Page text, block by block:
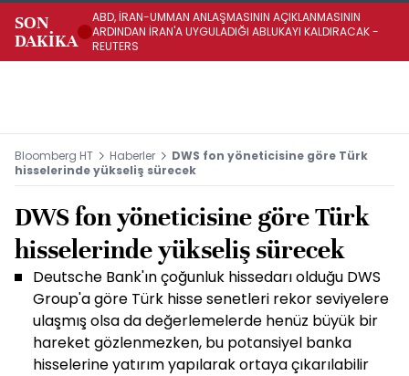
SON
DAKİKA
ABD, İRAN-UMMAN ANLAŞMASININ AÇIKLANMASININ
ARDINDAN İRAN'A UYGULADIĞI ABLUKAYI KALDIRACAK -
REUTERS
Bloomberg HT Haberler
DWS fon yöneticisine göre Türk
hisselerinde yükseliş sürecek
DWS fon yöneticisine göre Türk
hisselerinde yükseliş sürecek
Deutsche Bank'ın çoğunluk hissedarı olduğu DWS
Group'a göre Türk hisse senetleri rekor seviyelere
ulaşmış olsa da değerlemelerde henüz büyük bir
hareket gözlenmezken, bu potansiyel banka
hisselerine yatırım yapılarak ortaya çıkarılabilir